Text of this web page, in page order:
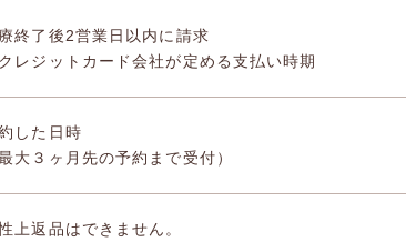
終了後2営業日以内に請求
レジットカード会社が定める支払い時期
した日時
最大３ヶ月先の予約まで受付）
上返品はできません。